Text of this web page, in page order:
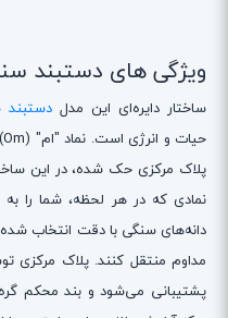
ویژگی های دستبند
ساختار دایره‌ای این مدل
پلاک مرکزی حک شده، در این
نمادی که در هر لحظه، شما را
دانه‌های سنگی با دقت انتخاب
پشتیبانی می‌شود و بند محکم